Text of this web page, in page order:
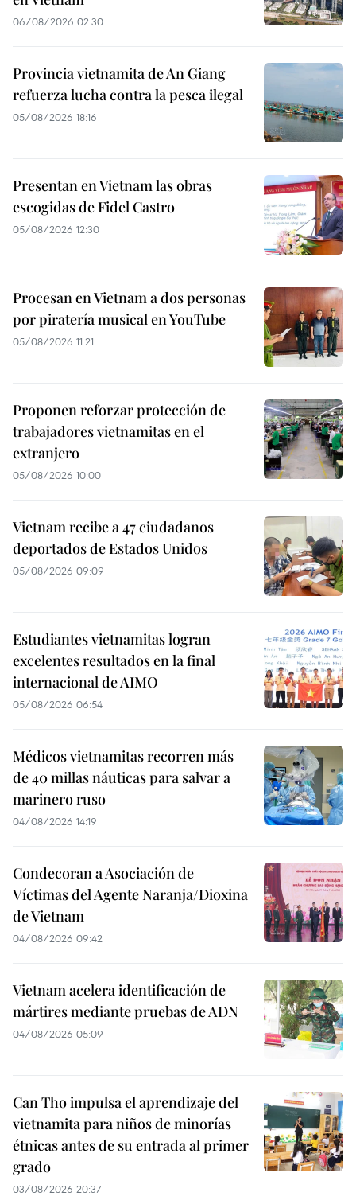
06/08/2026 02:30
Provincia vietnamita de An Giang
refuerza lucha contra la pesca ilegal
05/08/2026 18:16
Presentan en Vietnam las obras
escogidas de Fidel Castro
05/08/2026 12:30
Procesan en Vietnam a dos personas
por piratería musical en YouTube
05/08/2026 11:21
Proponen reforzar protección de
trabajadores vietnamitas en el
extranjero
05/08/2026 10:00
Vietnam recibe a 47 ciudadanos
deportados de Estados Unidos
05/08/2026 09:09
Estudiantes vietnamitas logran
excelentes resultados en la final
internacional de AIMO
05/08/2026 06:54
Médicos vietnamitas recorren más
de 40 millas náuticas para salvar a
marinero ruso
04/08/2026 14:19
Condecoran a Asociación de
Víctimas del Agente Naranja/Dioxina
de Vietnam
04/08/2026 09:42
Vietnam acelera identificación de
mártires mediante pruebas de ADN
04/08/2026 05:09
Can Tho impulsa el aprendizaje del
vietnamita para niños de minorías
étnicas antes de su entrada al primer
grado
03/08/2026 20:37